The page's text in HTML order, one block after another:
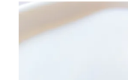
Lifestyle & Gifts